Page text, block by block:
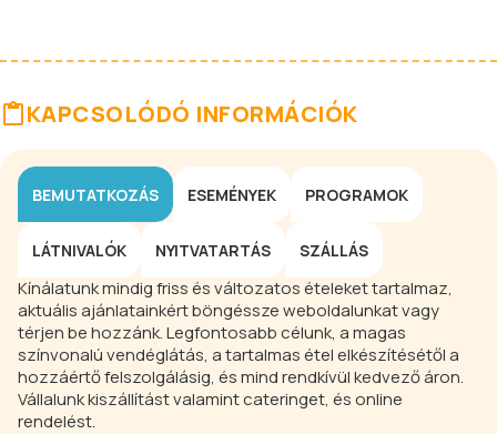
KAPCSOLÓDÓ INFORMÁCIÓK
BEMUTATKOZÁS ESEMÉNYEK PROGRAMOK
LÁTNIVALÓK NYITVATARTÁS SZÁLLÁS
Kínálatunk mindig friss és változatos ételeket tartalmaz,
aktuális ajánlatainkért böngéssze weboldalunkat vagy
térjen be hozzánk. Legfontosabb célunk, a magas
színvonalú vendéglátás, a tartalmas étel elkészítésétől a
hozzáértő felszolgálásig, és mind rendkívül kedvező áron.
Vállalunk kiszállítást valamint cateringet, és online
rendelést.